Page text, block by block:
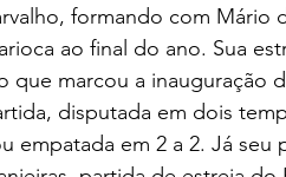
formando com Mário
ao final do ano. Sua
que marcou a inauguração
disputada em dois
empatada em 2 a 2. Já